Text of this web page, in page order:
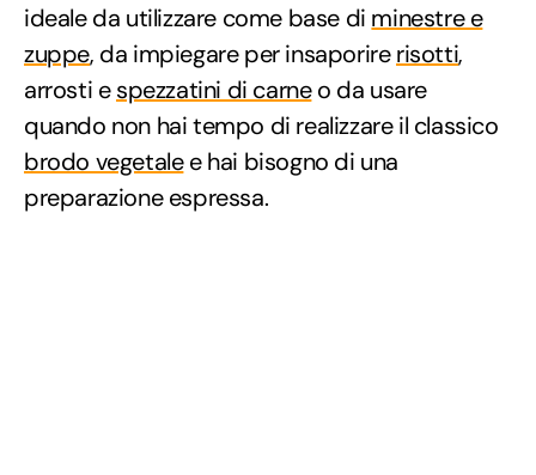
ideale da utilizzare come base di minestre e
zuppe, da impiegare per insaporirerisotti,
arrosti espezzatini di carneo da usare
quando non hai tempo di realizzare il classico
brodo vegetalee hai bisogno di una
preparazione espressa.